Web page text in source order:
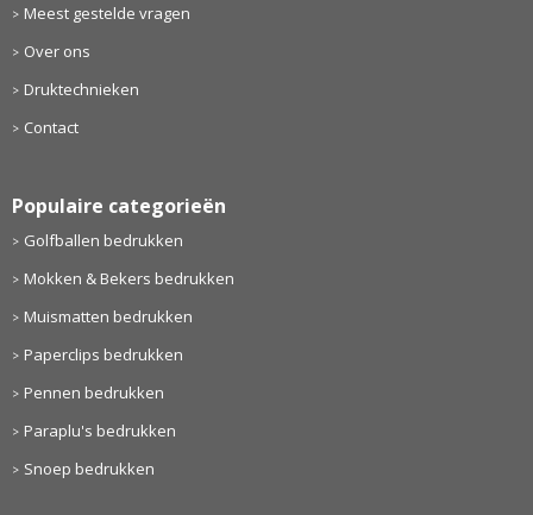
Meest gestelde vragen
Over ons
Druktechnieken
Contact
Populaire categorieën
Golfballen bedrukken
Mokken & Bekers bedrukken
Muismatten bedrukken
Paperclips bedrukken
Pennen bedrukken
Paraplu's bedrukken
Snoep bedrukken